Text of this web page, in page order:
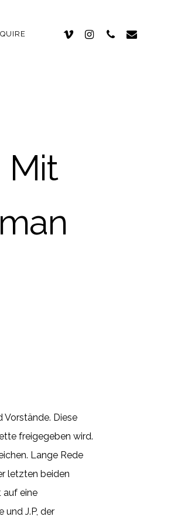
Mit
Diese
freigegeben wird.
Lange Rede
letzten beiden
auf eine
J.P, der